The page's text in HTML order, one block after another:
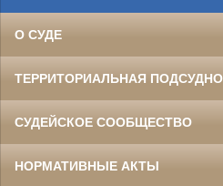
О СУДЕ
ТЕРРИТОРИАЛЬНАЯ
СУДЕЙСКОЕ СООБЩЕСТВО
НОРМАТИВНЫЕ АКТЫ